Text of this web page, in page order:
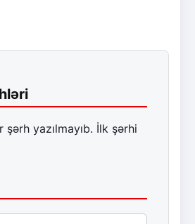
yazılmayıb. İlk şərhi